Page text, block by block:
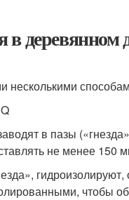
деревянном
несколькими
в пазы
не менее 150
чтобы